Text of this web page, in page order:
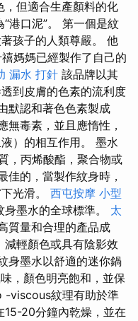
，但適合生產顏料的化
港口泥”。 第一個是紋
孩子的人類尊嚴。 他
媽媽已經製作了自己的
漏水 打針 該品牌以其
到皮膚的色素的流利度
默認和著色色素製成
無毒素，並且應惰性，
）的相互作用。 墨水
，丙烯酸酯，聚合物或
佳的，當製作紋身時，
光滑。 西屯按摩 小型
墨水的全球標準。 太
質量和合理的產品成
輕顏色或具有陰影效
身墨水以舒適的迷你鍋
，顏色明亮飽和，並保
-viscous紋理有助於準
15-20分鐘內乾燥，並在